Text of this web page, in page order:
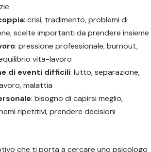
: crisi, tradimento, problemi di
scelte importanti da prendere insieme
: pressione professionale, burnout,
vita-lavoro
di eventi difficili: lutto, separazione,
malattia
: bisogno di capirsi meglio,
ripetitivi, prendere decisioni
che ti porta a cercare uno psicologo